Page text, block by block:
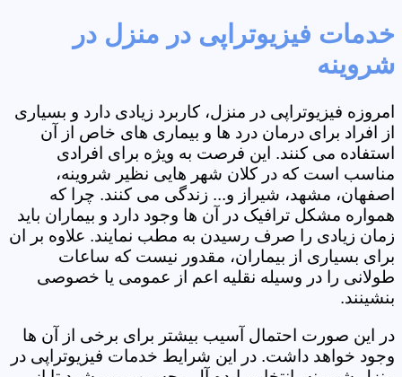
خدمات فیزیوتراپی در منزل در
شروینه
امروزه فیزیوتراپی در منزل، کاربرد زیادی دارد و بسیاری
از افراد برای درمان درد ها و بیماری های خاص از آن
استفاده می کنند. این فرصت به ویژه برای افرادی
مناسب است که در کلان شهر هایی نظیر شروینه،
اصفهان، مشهد، شیراز و... زندگی می کنند. چرا که
همواره مشکل ترافیک در آن ها وجود دارد و بیماران باید
زمان زیادی را صرف رسیدن به مطب نمایند. علاوه بر ان
برای بسیاری از بیماران، مقدور نیست که ساعات
طولانی را در وسیله نقلیه اعم از عمومی یا خصوصی
بنشینند.
در این صورت احتمال آسیب بیشتر برای برخی از آن ها
وجود خواهد داشت. در این شرایط خدمات فیزیوتراپی در